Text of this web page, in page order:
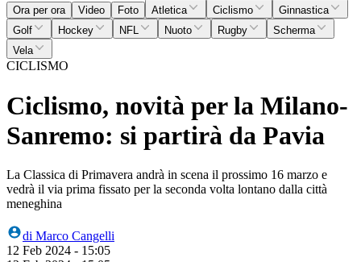
Ora per ora Video Foto Atletica Ciclismo
Ginnastica
Golf
Hockey NFL Nuoto Rugby
Scherma
Vela
CICLISMO
Ciclismo, novità per la Milano-
Sanremo: si partirà da Pavia
La Classica di Primavera andrà in scena il prossimo 16 marzo e
vedrà il via prima fissato per la seconda volta lontano dalla città
meneghina
di Marco Cangelli
12 Feb 2024 - 15:05